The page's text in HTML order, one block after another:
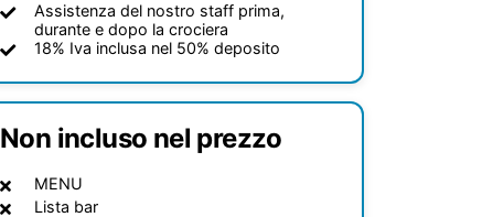
Assistenza del nostro staff prima,
durante e dopo la crociera
18% Iva inclusa nel 50% deposito
Non incluso nel prezzo
MENU
Lista bar